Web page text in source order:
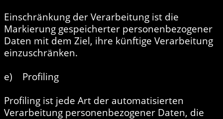
Einschränkung der Verarbeitung ist die
Markierung gespeicherter personenbezogener
Daten mit dem Ziel, ihre künftige Verarbeitung
einzuschränken.
e) Profiling
Profiling ist jede Art der automatisierten
Verarbeitung personenbezogener Daten, die